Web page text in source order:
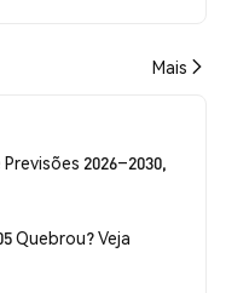
Mais
2026–2030,
Quebrou? Veja